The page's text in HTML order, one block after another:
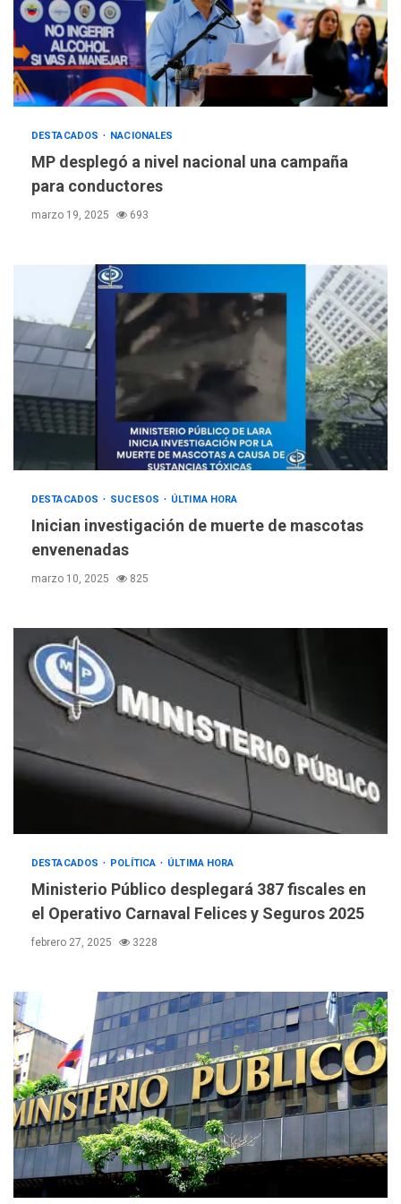
DESTACADOS NACIONALES
MP desplegó a nivel nacional una campaña
para conductores
marzo 19, 2025 693
DESTACADOS SUCESOS ÚLTIMA HORA
Inician investigación de muerte de mascotas
envenenadas
marzo 10, 2025 825
DESTACADOS POLÍTICA ÚLTIMA HORA
Ministerio Público desplegará 387 fiscales en
el Operativo Carnaval Felices y Seguros 2025
febrero 27, 2025 3228